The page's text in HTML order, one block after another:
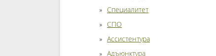
Специалитет
СПО
Ассистентура
Адъюнктура